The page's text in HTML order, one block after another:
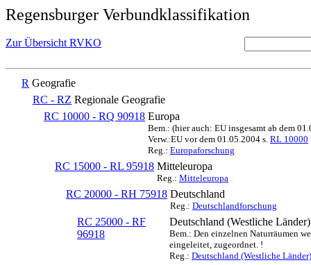
Regensburger Verbundklassifikation
Zur Übersicht RVKO
R Geografie
RC - RZ Regionale Geografie
RC 10000 - RQ 90918 Europa
Bem.: (hier auch: EU insgesamt ab dem
Verw.:EU vor dem 01.05.2004 s. RL 10000
Reg.: Europaforschung
RC 15000 - RL 95918 Mitteleuropa
Reg.: Mitteleuropa
RC 20000 - RH 75918 Deutschland
Reg.: Deutschlandforschung
RC 25000 - RF
96918
Deutschland (Westliche Länder)
Bem.: Den einzelnen Naturräumen
eingeleitet, zugeordnet. !
Reg.: Deutschland (Westliche Länder)